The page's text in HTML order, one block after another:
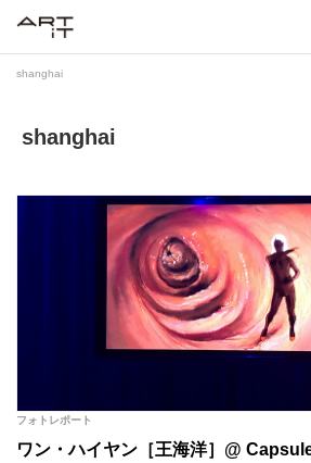
shanghai
shanghai
フォトレポート
ワン・ハイヤン［王海洋］@